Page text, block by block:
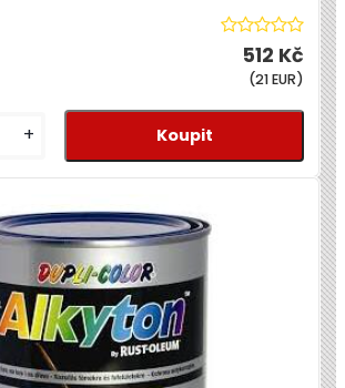
512 Kč
(21 EUR)
+